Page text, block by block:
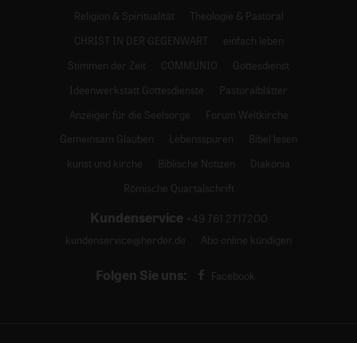
Religion & Spiritualität
Theologie & Pastoral
CHRIST IN DER GEGENWART
einfach leben
Stimmen der Zeit
COMMUNIO
Gottesdienst
Ideenwerkstatt Gottesdienste
Pastoralblätter
Anzeiger für die Seelsorge
Forum Weltkirche
Gemeinsam Glauben
Lebensspuren
Bibel lesen
kunst und kirche
Biblische Notizen
Diakonia
Römische Quartalschrift
Kundenservice +49 761 2717200
kundenservice@herder.de
Abo online kündigen
Folgen Sie uns: Facebook